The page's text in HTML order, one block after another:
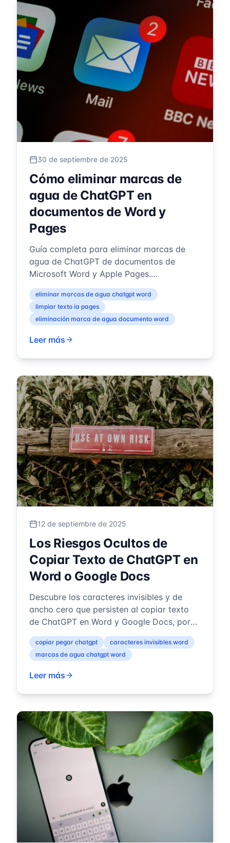
30 de septiembre de 2025
Cómo eliminar marcas de
agua de ChatGPT en
documentos de Word y
Pages
Guía completa para eliminar marcas de
agua de ChatGPT de documentos de
Microsoft Word y Apple Pages.
Instrucciones paso a paso con capturas de
pantalla, consejo...
eliminar marcas de agua chatgpt word
limpiar texto ia pages
eliminación marca de agua documento word
Leer más
12 de septiembre de 2025
Los Riesgos Ocultos de
Copiar Texto de ChatGPT en
Word o Google Docs
Descubre los caracteres invisibles y de
ancho cero que persisten al copiar texto
de ChatGPT en Word y Google Docs, por
qué causan problemas de formato y
privaci...
copiar pegar chatgpt
caracteres invisibles word
marcas de agua chatgpt word
Leer más